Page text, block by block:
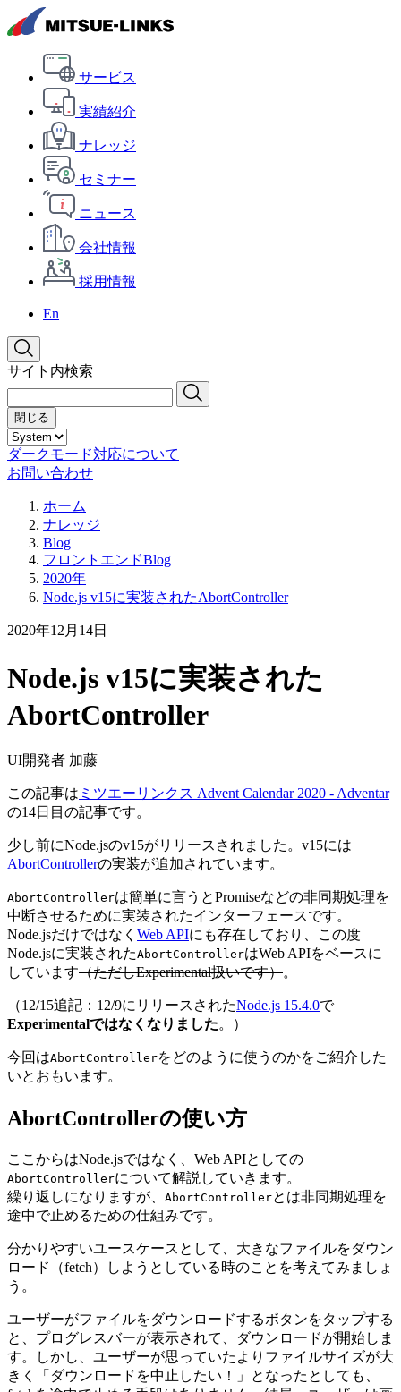
サービス
実績紹介
ナレッジ
セミナー
ニュース
会社情報
採用情報
En
サイト内検索
閉じる
ダークモード対応について
お問い合わせ
ホーム
ナレッジ
Blog
フロントエンドBlog
2020年
Node.js v15に実装されたAbortController
2020年12月14日
Node.js v15に実装された
AbortController
UI開発者 加藤
この記事は ミツエーリンクス Advent Calendar 2020 - Adventar
の14日目の記事です。
少し前にNode.jsのv15がリリースされました。v15には
AbortControllerの実装が追加されています。
AbortControllerは簡単に言うとPromiseなどの非同期処理を
中断させるために実装されたインターフェースです。
Node.jsだけではなく Web APIにも存在しており、この度
Node.jsに実装されたAbortControllerはWeb APIをベースに
しています（ただしExperimental扱いです）。
（12/15追記：12/9にリリースされたNode.js 15.4.0で
Experimentalではなくなりました。）
今回はAbortControllerをどのように使うのかをご紹介した
いとおもいます。
AbortControllerの使い方
ここからはNode.jsではなく、Web APIとしての
AbortControllerについて解説していきます。
繰り返しになりますが、 AbortControllerとは非同期処理を
途中で止めるための仕組みです。
分かりやすいユースケースとして、大きなファイルをダウン
ロード（fetch）しようとしている時のことを考えてみましょ
う。
ユーザーがファイルをダウンロードするボタンをタップする
と、プログレスバーが表示されて、ダウンロードが開始しま
す。しかし、ユーザーが思っていたよりファイルサイズが大
きく「ダウンロードを中止したい！」となったとしても、